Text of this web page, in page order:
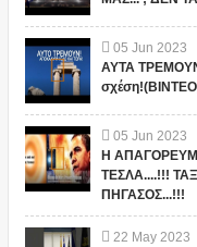
05 Jun 2023
ΑΥΤΑ ΤΡΕΜΟΥΝ!
05 Jun 2023
Η
ΤΕΣΛΑ....!!!
ΠΗΓΑΣΟΣ...!!!
22 May 2023